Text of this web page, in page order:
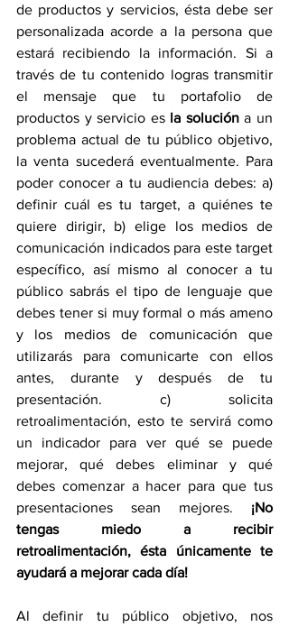
de productos y servicios, ésta debe ser
personalizada acorde a la persona que
estará recibiendo la información. Si a
través de tu contenido logras transmitir
el mensaje que tu portafolio de
productos y servicio es la solución a un
problema actual de tu público objetivo,
la venta sucederá eventualmente. Para
poder conocer a tu audiencia debes: a)
definir cuál es tu target, a quiénes te
quiere dirigir, b) elige los medios de
comunicación indicados para este target
específico, así mismo al conocer a tu
público sabrás el tipo de lenguaje que
debes tener si muy formal o más ameno
y los medios de comunicación que
utilizarás para comunicarte con ellos
antes, durante y después de tu
presentación. c) solicita
retroalimentación, esto te servirá como
un indicador para ver qué se puede
mejorar, qué debes eliminar y qué
debes comenzar a hacer para que tus
presentaciones sean mejores. ¡No
tengas miedo a recibir
retroalimentación, ésta únicamente te
ayudará a mejorar cada día!
Al definir tu público objetivo, nos